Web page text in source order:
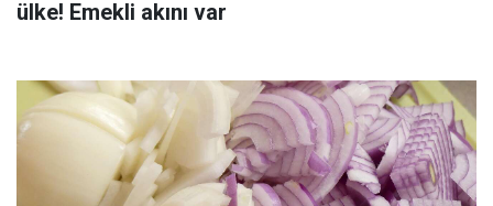
ülke! Emekli akını var